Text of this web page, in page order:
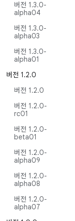
버전 1.3.0-
alpha04
버전 1.3.0-
alpha03
버전 1.3.0-
alpha01
버전 1.2.0
버전 1.2.0
버전 1.2.0-
rc01
버전 1.2.0-
beta01
버전 1.2.0-
alpha09
버전 1.2.0-
alpha08
버전 1.2.0-
alpha07